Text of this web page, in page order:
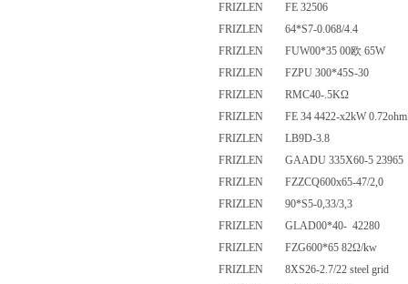
FRIZLEN FE 32506
FRIZLEN 64*S7-0.068/4.4
FRIZLEN FUW00*35 00欧 65W
FRIZLEN FZPU 300*45S-30
FRIZLEN RMC40-.5KΩ
FRIZLEN FE 34 4422-x2kW
FRIZLEN LB9D-3.8
FRIZLEN GAADU 335X60-5
FRIZLEN FZZCQ600x65-47/2,0
FRIZLEN 90*S5-0,33/3,3
FRIZLEN GLAD00*40- 42280
FRIZLEN FZG600*65 82Ω/kw
FRIZLEN 8XS26-2.7/22 steel